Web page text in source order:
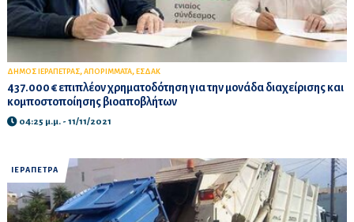
ΔΗΜΟΣ ΙΕΡΑΠΕΤΡΑΣ, ΑΠΟΡΙΜΜΑΤΑ, ΕΣΔΑΚ
437.000 € επιπλέον χρηματοδότηση για την μονάδα διαχείρισης και
κομποστοποίησης βιοαποβλήτων
04:25 μ.μ. - 11/11/2021
ΙΕΡΑΠΕΤΡΑ